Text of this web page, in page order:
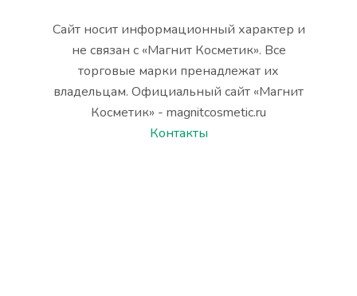
Сайт носит информационный характер и
не связан с «Магнит Косметик». Все
торговые марки пренадлежат их
владельцам. Официальный сайт «Магнит
Косметик» - magnitcosmetic.ru
Контакты